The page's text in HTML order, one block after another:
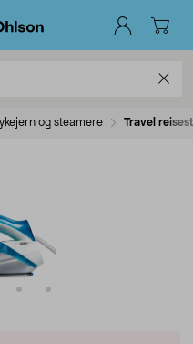
og steamere Travel